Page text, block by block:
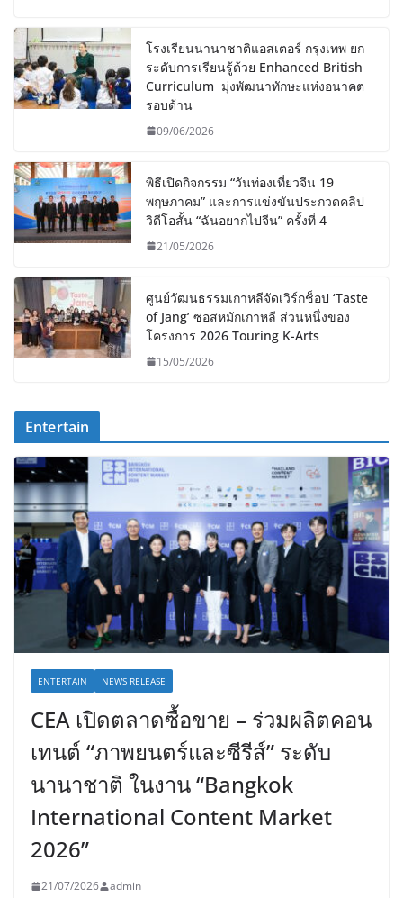
โรงเรียนนานาชาติแอสเตอร์ กรุงเทพ ยก
ระดับการเรียนรู้ด้วย Enhanced British
Curriculum มุ่งพัฒนาทักษะแห่งอนาคต
รอบด้าน
09/06/2026
พิธีเปิดกิจกรรม “วันท่องเที่ยวจีน 19
พฤษภาคม” และการแข่งขันประกวดคลิป
วิดีโอสั้น “ฉันอยากไปจีน” ครั้งที่ 4
21/05/2026
ศูนย์วัฒนธรรมเกาหลีจัดเวิร์กช็อป ‘Taste
of Jang’ ซอสหมักเกาหลี ส่วนหนึ่งของ
โครงการ 2026 Touring K-Arts
15/05/2026
Entertain
ENTERTAIN NEWS RELEASE
CEA เปิดตลาดซื้อขาย – ร่วมผลิตคอน
เทนต์ “ภาพยนตร์และซีรีส์” ระดับ
นานาชาติ ในงาน “Bangkok
International Content Market
2026”
21/07/2026 admin